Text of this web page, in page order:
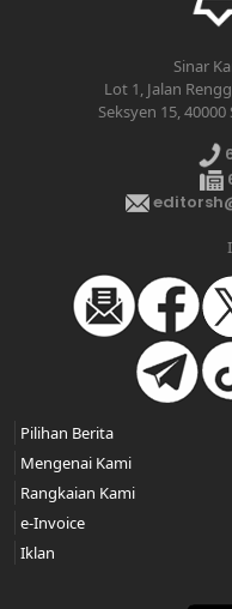
Sinar
Lot 1, Jalan
Seksyen 15,